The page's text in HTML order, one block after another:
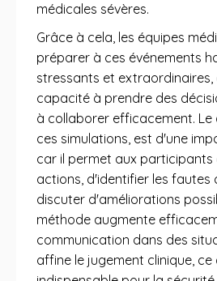
médicales sévères.
Grâce à cela, les équipes
préparer à ces événements
stressants et
capacité à prendre des
à collaborer efficacement. Le
ces simulations, est d'une
car il permet aux participants
actions, d'identifier les fautes
discuter d'améliorations
méthode augmente
communication dans des
affine le jugement clinique, ce